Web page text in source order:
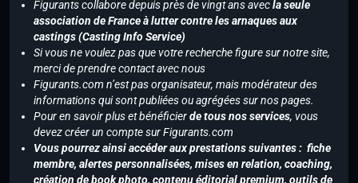
Figurants collabore depuis près de vingt ans avecla seule
association de France à lutter contre les arnaques aux
castings (Casting Info Service)
Si vous ne voulez pas que votre recherche figure sur notre site,
merci de prendre contact avec nous
Figurants.com n’est pas organisateur, mais modérateur des
informations qui sont publiées ou agrégées sur nos pages.
Pour en savoir plus et bénéficierde tous nos services, vous
devez créer un compte sur Figurants.com
Vous pourrez ainsi accéder aux prestations suivantes : fiche
membre, alertes personnalisées, mises en relation, coaching,
création de book photo, contenu éditorial premium, outils de